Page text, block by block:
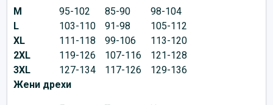
M
95-102 85-90
98-104
L
103-110 91-98
105-112
XL
111-118 99-106
113-120
2XL
119-126 107-116
121-128
3XL
127-134 117-126
129-136
Жени дрехи